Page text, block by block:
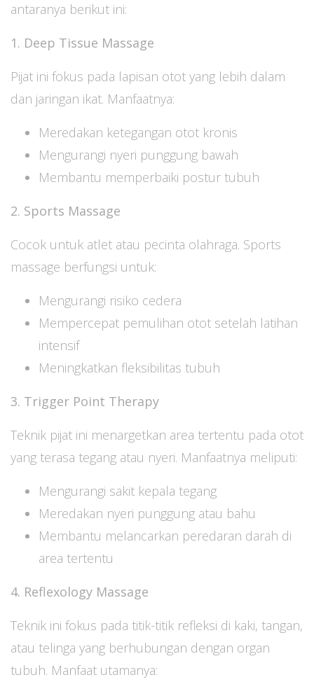
antaranya berikut ini:
1. Deep Tissue Massage
Pijat ini fokus pada lapisan otot yang lebih dalam
dan jaringan ikat. Manfaatnya:
Meredakan ketegangan otot kronis
Mengurangi nyeri punggung bawah
Membantu memperbaiki postur tubuh
2. Sports Massage
Cocok untuk atlet atau pecinta olahraga. Sports
massage berfungsi untuk:
Mengurangi risiko cedera
Mempercepat pemulihan otot setelah latihan
intensif
Meningkatkan fleksibilitas tubuh
3. Trigger Point Therapy
Teknik pijat ini menargetkan area tertentu pada otot
yang terasa tegang atau nyeri. Manfaatnya meliputi:
Mengurangi sakit kepala tegang
Meredakan nyeri punggung atau bahu
Membantu melancarkan peredaran darah di
area tertentu
4. Reflexology Massage
Teknik ini fokus pada titik-titik refleksi di kaki, tangan,
atau telinga yang berhubungan dengan organ
tubuh. Manfaat utamanya: